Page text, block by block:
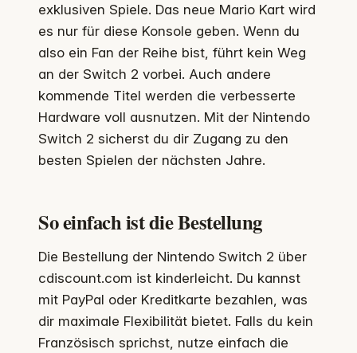
exklusiven Spiele. Das neue Mario Kart wird
es nur für diese Konsole geben. Wenn du
also ein Fan der Reihe bist, führt kein Weg
an der Switch 2 vorbei. Auch andere
kommende Titel werden die verbesserte
Hardware voll ausnutzen. Mit der Nintendo
Switch 2 sicherst du dir Zugang zu den
besten Spielen der nächsten Jahre.
So einfach ist die Bestellung
Die Bestellung der Nintendo Switch 2 über
cdiscount.com ist kinderleicht. Du kannst
mit PayPal oder Kreditkarte bezahlen, was
dir maximale Flexibilität bietet. Falls du kein
Französisch sprichst, nutze einfach die